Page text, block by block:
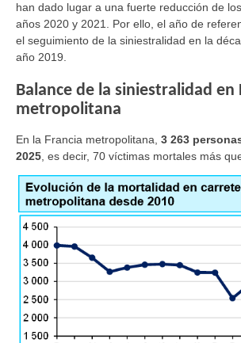
han dado lugar a una fuerte reducción de
años 2020 y 2021. Por ello, el año de
el seguimiento de la siniestralidad en la
año 2019.
Balance de la siniestralidad en
metropolitana
En la Francia metropolitana, 3 263
2025 , es decir, 70 víctimas mortales más